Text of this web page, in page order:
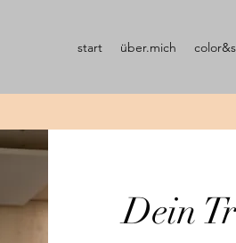
start über.mich
Dein